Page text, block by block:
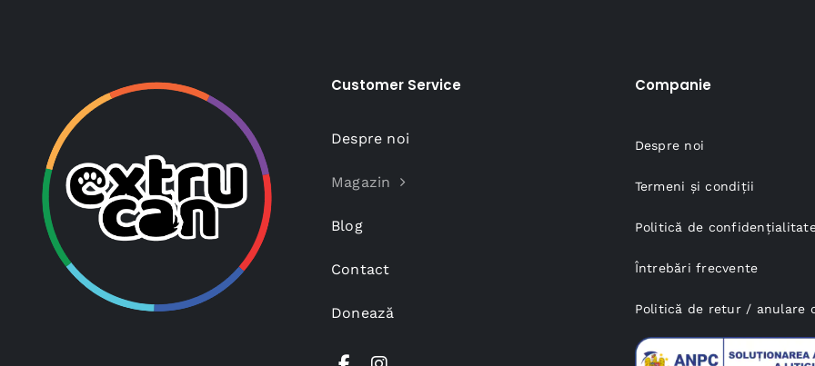
Customer Service
Despre noi
Magazin
Blog
Contact
Donează
Companie
Despre noi
Termeni și condiții
Politică de
Întrebări frecvente
Politică de retur / anulare